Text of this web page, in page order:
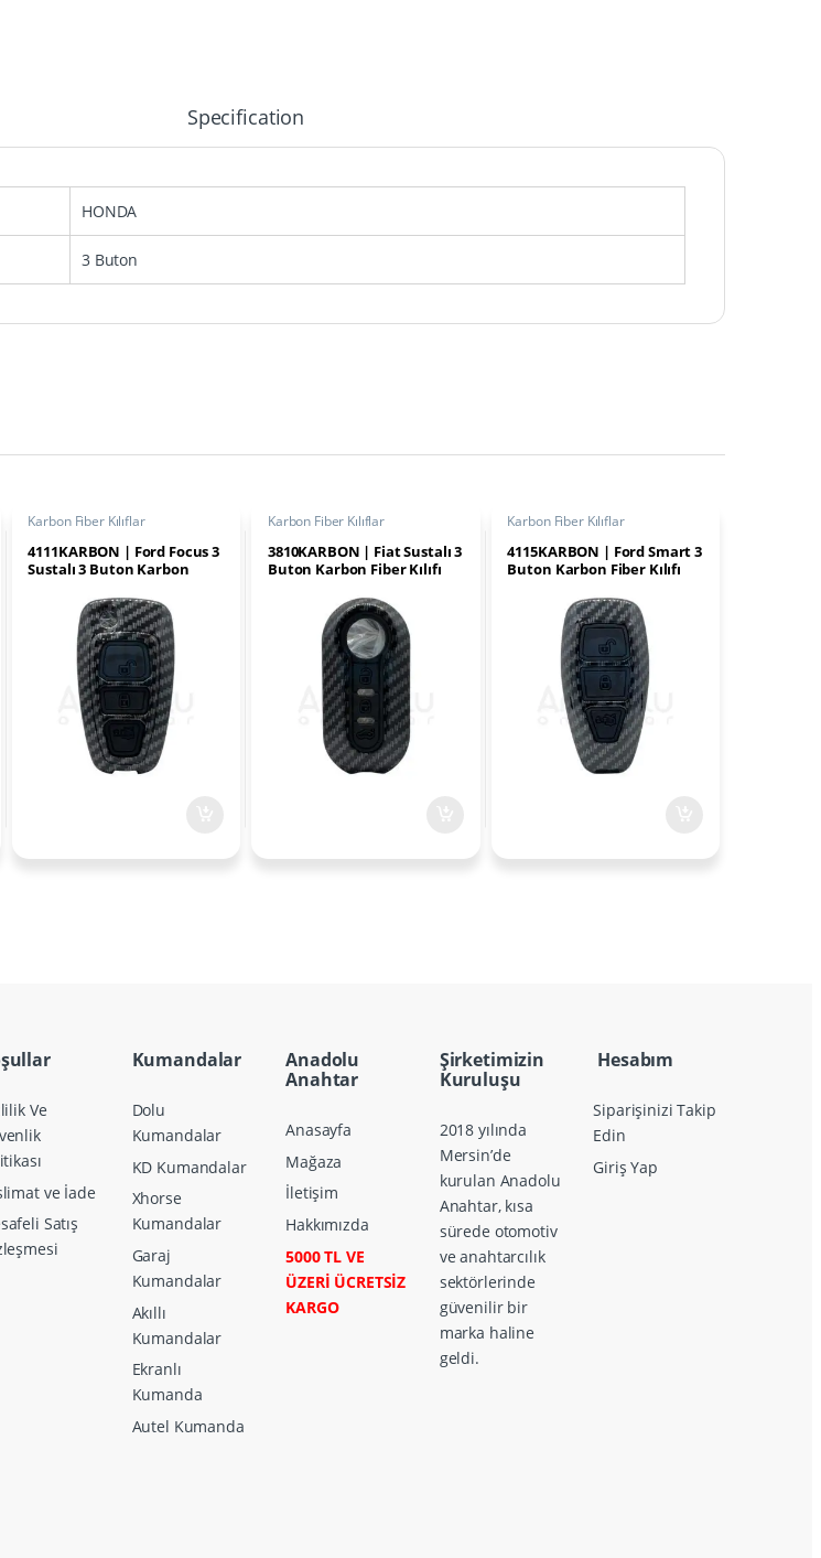
Specification
HONDA
3 Buton
Karbon Fiber Kılıflar
4111KARBON | Ford Focus 3
Sustalı 3 Buton Karbon
Karbon Fiber Kılıflar
3810KARBON | Fiat Sustalı 3
Buton Karbon Fiber Kılıfı
Karbon Fiber Kılıflar
4115KARBON | Ford Smart 3
Buton Karbon Fiber Kılıfı
Ve
ve İade
Satış
Kumandalar
Dolu
Kumandalar
KD Kumandalar
Xhorse
Kumandalar
Garaj
Kumandalar
Akıllı
Kumandalar
Ekranlı
Kumanda
Autel Kumanda
Anadolu
Anahtar
Anasayfa
Mağaza
İletişim
Hakkımızda
5000 TL VE
ÜZERİ ÜCRETSİZ
KARGO
Şirketimizin
Kuruluşu
2018 yılında
Mersin’de
kurulan Anadolu
Anahtar, kısa
sürede otomotiv
ve anahtarcılık
sektörlerinde
güvenilir bir
marka haline
geldi.
Hesabım
Siparişinizi Takip
Edin
Giriş Yap